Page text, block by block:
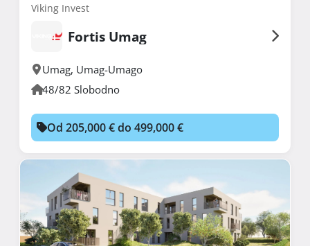
Viking Invest
Fortis Umag
Umag, Umag-Umago
48/82 Slobodno
Od 205,000 € do 499,000 €